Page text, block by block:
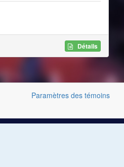
Détails
Paramètres des témoins